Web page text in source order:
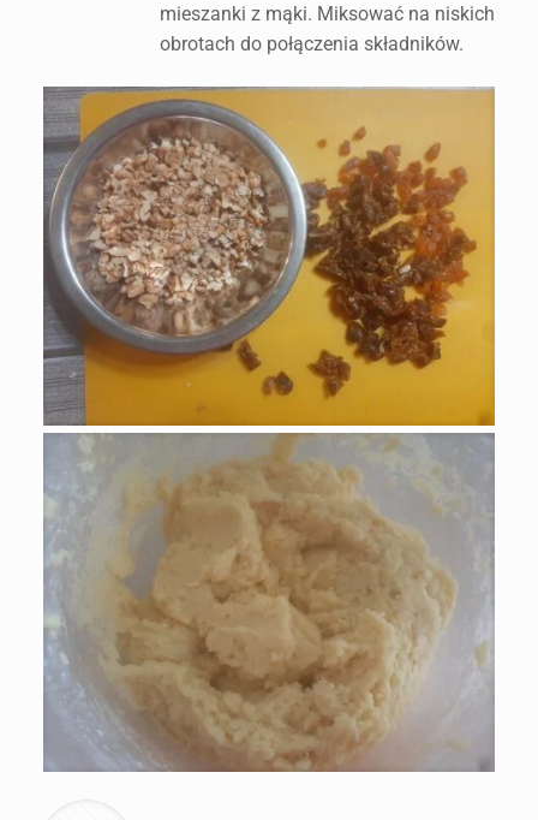
mieszanki z mąki. Miksować na niskich
obrotach do połączenia składników.